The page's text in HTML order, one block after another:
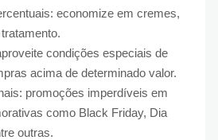
economize em cremes,
condições especiais de
acima de determinado valor.
promoções imperdíveis em
como Black Friday, Dia
outras.